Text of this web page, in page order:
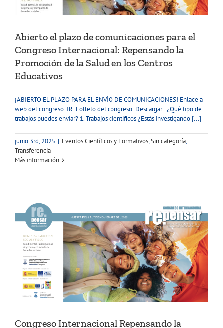
Abierto el plazo de comunicaciones para el
Congreso Internacional: Repensando la
Promoción de la Salud en los Centros
Educativos
¡ABIERTO EL PLAZO PARA EL ENVÍO DE COMUNICACIONES! Enlace a
web del congreso: IR Folleto del congreso: Descargar ¿Qué tipo de
trabajos puedes enviar? 1. Trabajos científicos ¿Estás investigando [...]
junio 3rd, 2025 | Eventos Científicos y Formativos,Sin categoría,
Transferencia
Más información
Congreso Internacional Repensando la